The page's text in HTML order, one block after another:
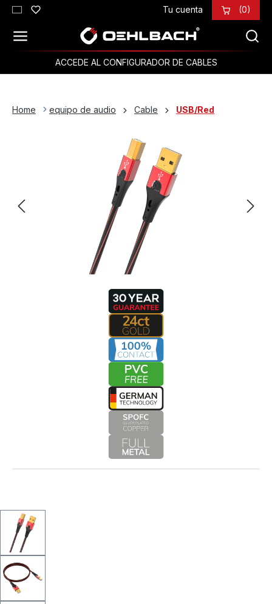
Saltar al contenido principal Tu cuenta (0)
ACCEDE AL CONFIGURADOR DE CABLES
Home equipo de audio Cable USB/Red